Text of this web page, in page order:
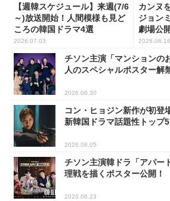
【週韓スケジュール】来週(7/6
～)放送開始！人間模様も見ど
ころの韓国ドラマ4選
2026.07.03
カンヌ
ジョン
劇場公
2026.06.16
チソン主演「マンションの
人のスペシャルポスター解
2026.06.30
コン・ヒョジン新作が初登
新韓国ドラマ話題性トップ5
2026.08.05
チソン主演韓ドラ「アパー
理戦を描くポスター公開！
2026.06.23